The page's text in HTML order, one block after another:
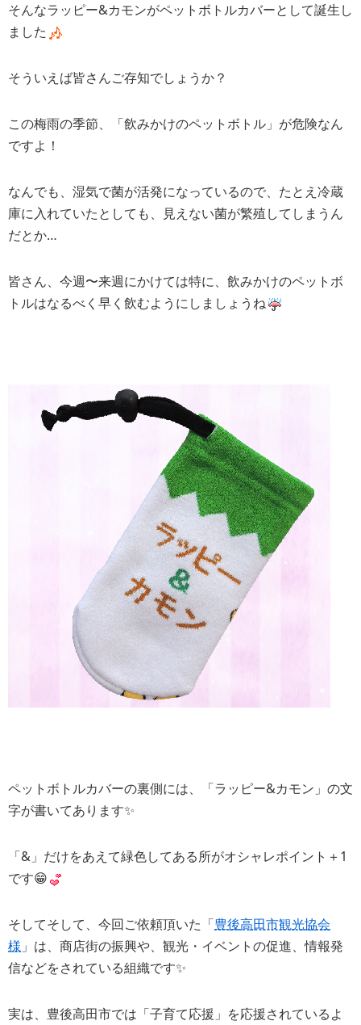
そんなラッピー&カモンがペットボトルカバーとして誕生し
ました
そういえば皆さんご存知でしょうか？
この梅雨の季節、「飲みかけのペットボトル」が危険なん
ですよ！
なんでも、湿気で菌が活発になっているので、たとえ冷蔵
庫に入れていたとしても、見えない菌が繁殖してしまうん
だとか…
皆さん、今週〜来週にかけては特に、飲みかけのペットボ
トルはなるべく早く飲むようにしましょうね
ペットボトルカバーの裏側には、「ラッピー&カモン」の文
字が書いてあります✨
「&」だけをあえて緑色してある所がオシャレポイント＋1
です😁
そしてそして、今回ご依頼頂いた「豊後高田市観光協会
様 」は、商店街の振興や、観光・イベントの促進、情報発
信などをされている組織です✨
実は、豊後高田市では「子育て応援」を応援されているよ